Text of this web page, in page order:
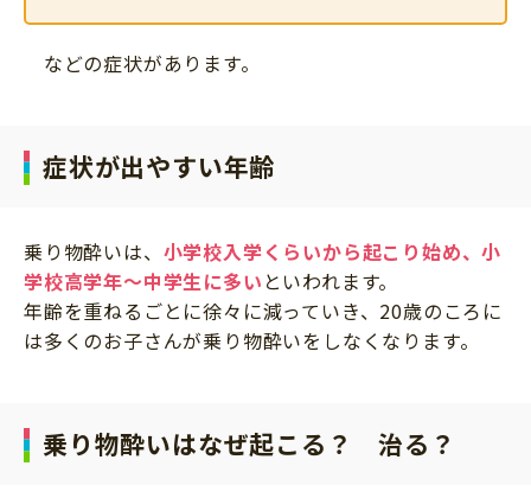
などの症状があります。
症状が出やすい年齢
乗り物酔いは、 小学校入学くらいから起こり始め、小
学校高学年～中学生に多い といわれます。
年齢を重ねるごとに徐々に減っていき、20歳のころに
は多くのお子さんが乗り物酔いをしなくなります。
乗り物酔いはなぜ起こる？ 治る？